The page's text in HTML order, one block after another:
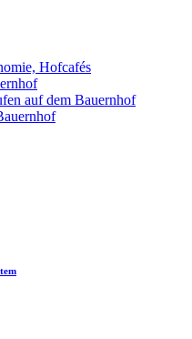
Hofcafés
auf dem Bauernhof